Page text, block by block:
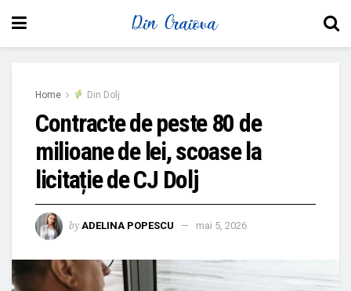
Home Din Dolj
Contracte de peste 80 de
milioane de lei, scoase la
licitație de CJ Dolj
by ADELINA POPESCU mai 5, 2026